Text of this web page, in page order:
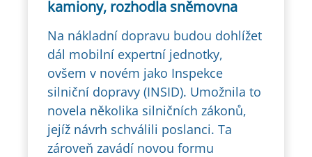
kamiony, rozhodla sněmovna
Na nákladní dopravu budou dohlížet
dál mobilní expertní jednotky,
ovšem v novém jako Inspekce
silniční dopravy (INSID). Umožnila to
novela několika silničních zákonů,
jejíž návrh schválili poslanci. Ta
zároveň zavádí novou formu